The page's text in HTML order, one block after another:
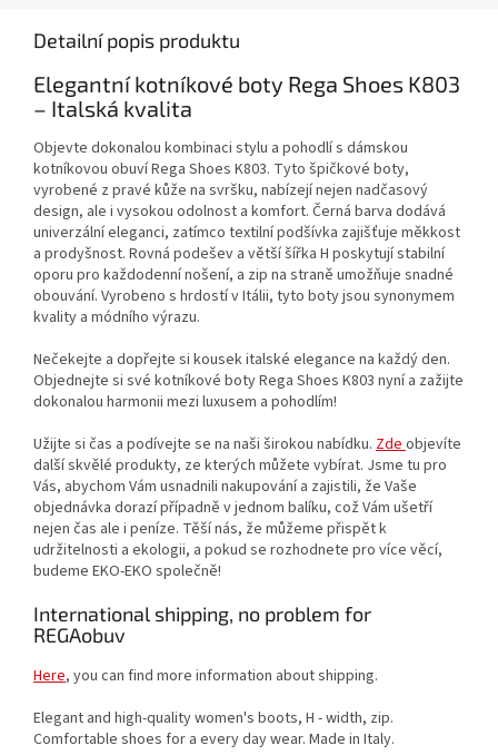
Detailní popis produktu
Elegantní kotníkové boty Rega Shoes K803
– Italská kvalita
Objevte dokonalou kombinaci stylu a pohodlí s dámskou
kotníkovou obuví Rega Shoes K803. Tyto špičkové boty,
vyrobené z pravé kůže na svršku, nabízejí nejen nadčasový
design, ale i vysokou odolnost a komfort. Černá barva dodává
univerzální eleganci, zatímco textilní podšívka zajišťuje měkkost
a prodyšnost. Rovná podešev a větší šířka H poskytují stabilní
oporu pro každodenní nošení, a zip na straně umožňuje snadné
obouvání. Vyrobeno s hrdostí v Itálii, tyto boty jsou synonymem
kvality a módního výrazu.
Nečekejte a dopřejte si kousek italské elegance na každý den.
Objednejte si své kotníkové boty Rega Shoes K803 nyní a zažijte
dokonalou harmonii mezi luxusem a pohodlím!
Užijte si čas a podívejte se na naši širokou nabídku. Zdeobjevíte
další skvělé produkty, ze kterých můžete vybírat. Jsme tu pro
Vás, abychom Vám usnadnili nakupování a zajistili, že Vaše
objednávka dorazí případně v jednom balíku, což Vám ušetří
nejen čas ale i peníze. Těší nás, že můžeme přispět k
udržitelnosti a ekologii, a pokud se rozhodnete pro více věcí,
budeme EKO-EKO společně!
International shipping, no problem for
REGAobuv
Here, you can find more information about shipping.
Elegant and high-quality women's boots, H - width, zip.
Comfortable shoes for a every day wear. Made in Italy.